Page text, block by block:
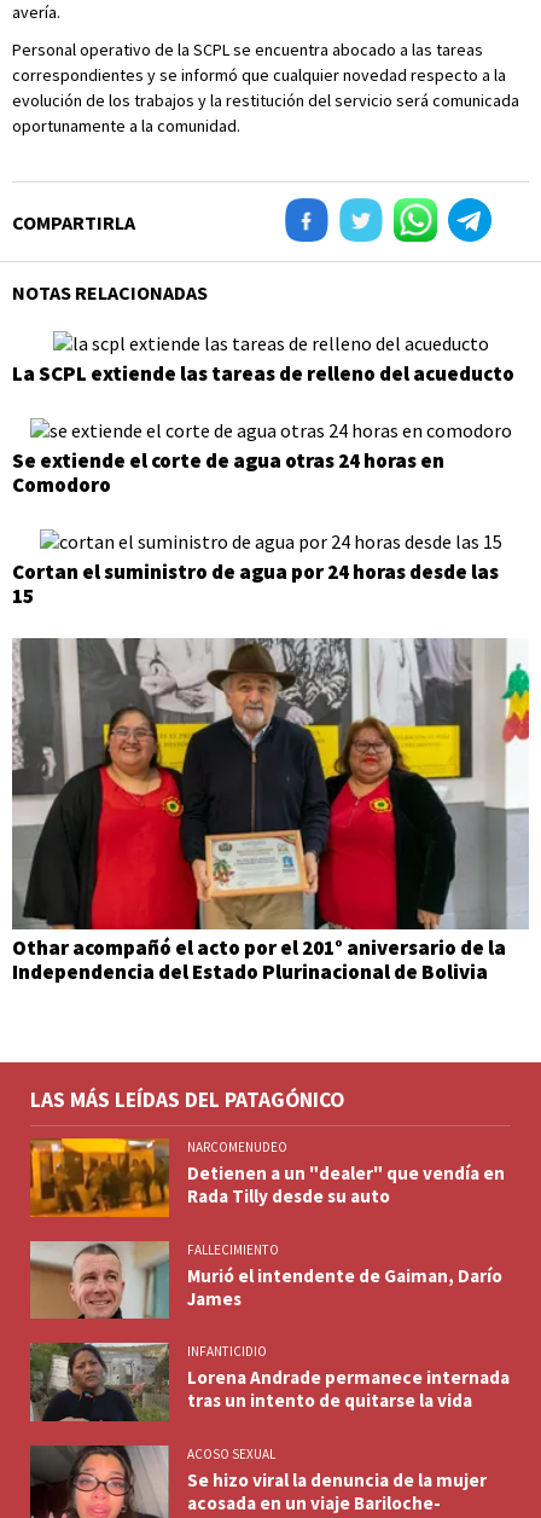
avería.
Personal operativo de la SCPL se encuentra abocado a las tareas
correspondientes y se informó que cualquier novedad respecto a la
evolución de los trabajos y la restitución del servicio será comunicada
oportunamente a la comunidad.
COMPARTIRLA
NOTAS RELACIONADAS
La SCPL extiende las tareas de relleno del acueducto
Se extiende el corte de agua otras 24 horas en
Comodoro
Cortan el suministro de agua por 24 horas desde las
15
Othar acompañó el acto por el 201° aniversario de la
Independencia del Estado Plurinacional de Bolivia
LAS MÁS LEÍDAS DEL PATAGÓNICO
NARCOMENUDEO
Detienen a un "dealer" que vendía en
Rada Tilly desde su auto
FALLECIMIENTO
Murió el intendente de Gaiman, Darío
James
INFANTICIDIO
Lorena Andrade permanece internada
tras un intento de quitarse la vida
ACOSO SEXUAL
Se hizo viral la denuncia de la mujer
acosada en un viaje Bariloche-